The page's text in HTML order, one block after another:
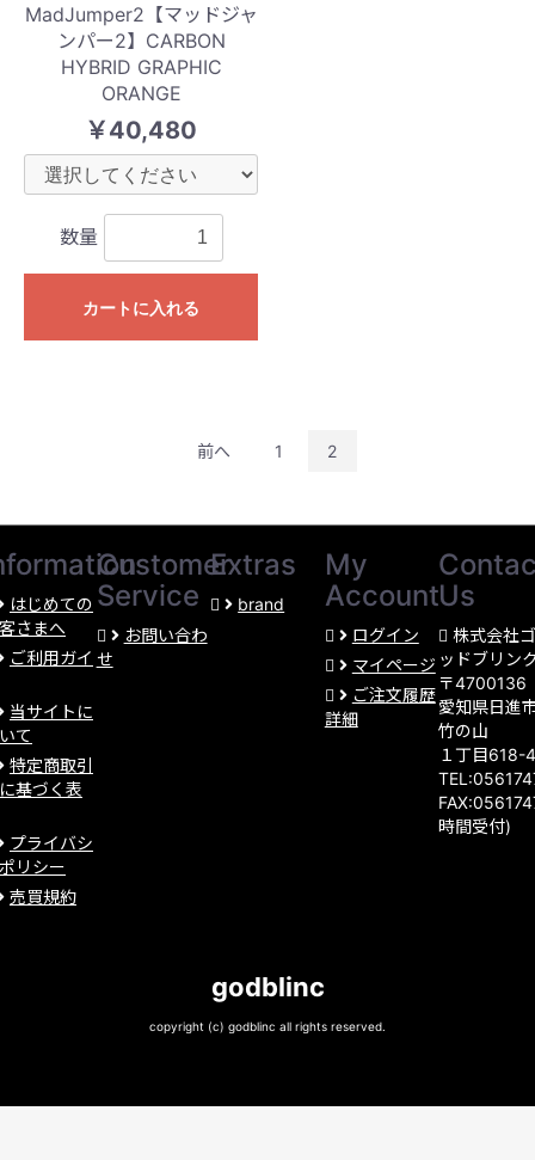
MadJumper2【マッドジャ
ンパー2】CARBON
HYBRID GRAPHIC
ORANGE
￥40,480
数量
カートに入れる
前へ 1 2
はじめての
さまへ
ご利用ガイ
当サイトに
て
特定商取引
基づく表
プライバシ
リシー
売買規約
Customer
Service
お問い合わ
せ
Extras
brand
My
Account
ログイン
マイページ
ご注文履歴
詳細
Us
株式会社
ッドブリン
〒4700136
愛知県日進
竹の山
１丁目618-
時間受付)
godblinc
copyright (c) godblinc all rights reserved.